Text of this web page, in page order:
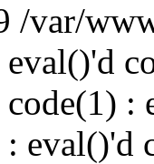
/var/
:
eval()'d